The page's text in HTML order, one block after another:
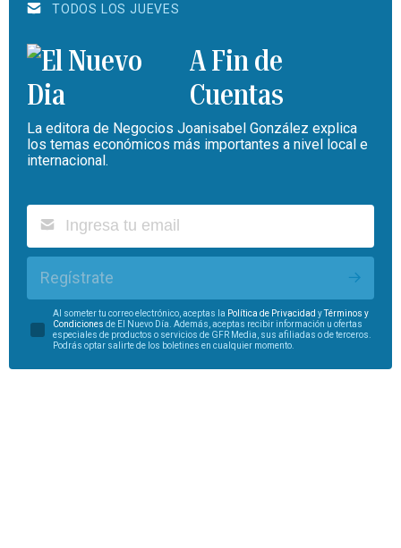
TODOS LOS JUEVES
A Fin de
Cuentas
La editora de Negocios Joanisabel González explica
los temas económicos más importantes a nivel local e
internacional.
Regístrate
Al someter tu correo electrónico, aceptas la Política de Privacidad yTérminos y
Condiciones de El Nuevo Día. Además, aceptas recibir información u ofertas
especiales de productos o servicios de GFR Media, sus afiliadas o de terceros.
Podrás optar salirte de los boletines en cualquier momento.